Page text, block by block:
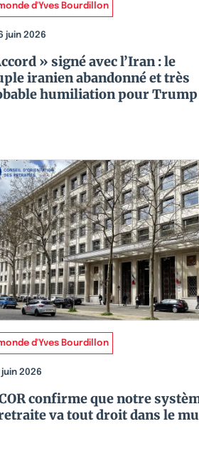
d'Yves Bourdillon
juin 2026
» signé avec l’Iran : le
iranien abandonné et très
humiliation pour Trump
d'Yves Bourdillon
juin 2026
confirme que notre
va tout droit dans le